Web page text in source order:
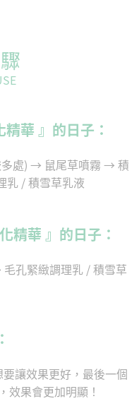
華 』的日子：
多處) → 鼠尾草噴霧 → 積
乳 / 積雪草乳液
精華 』的日子：
孔緊緻調理乳 / 積雪草
讓效果更好，最後一個
效果會更加明顯！